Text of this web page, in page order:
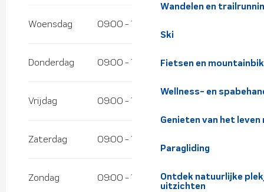
Wandelen en
Ski
Fietsen en
Wellness- en
Genieten van het
Paragliding
Ontdek natuurlijke
uitzichten
Woensdag 09:00 - 17:00
Donderdag 09:00 - 17:00
Vrijdag 09:00 - 17:00
Zaterdag 09:00 - 17:00
Zondag 09:00 - 17:00